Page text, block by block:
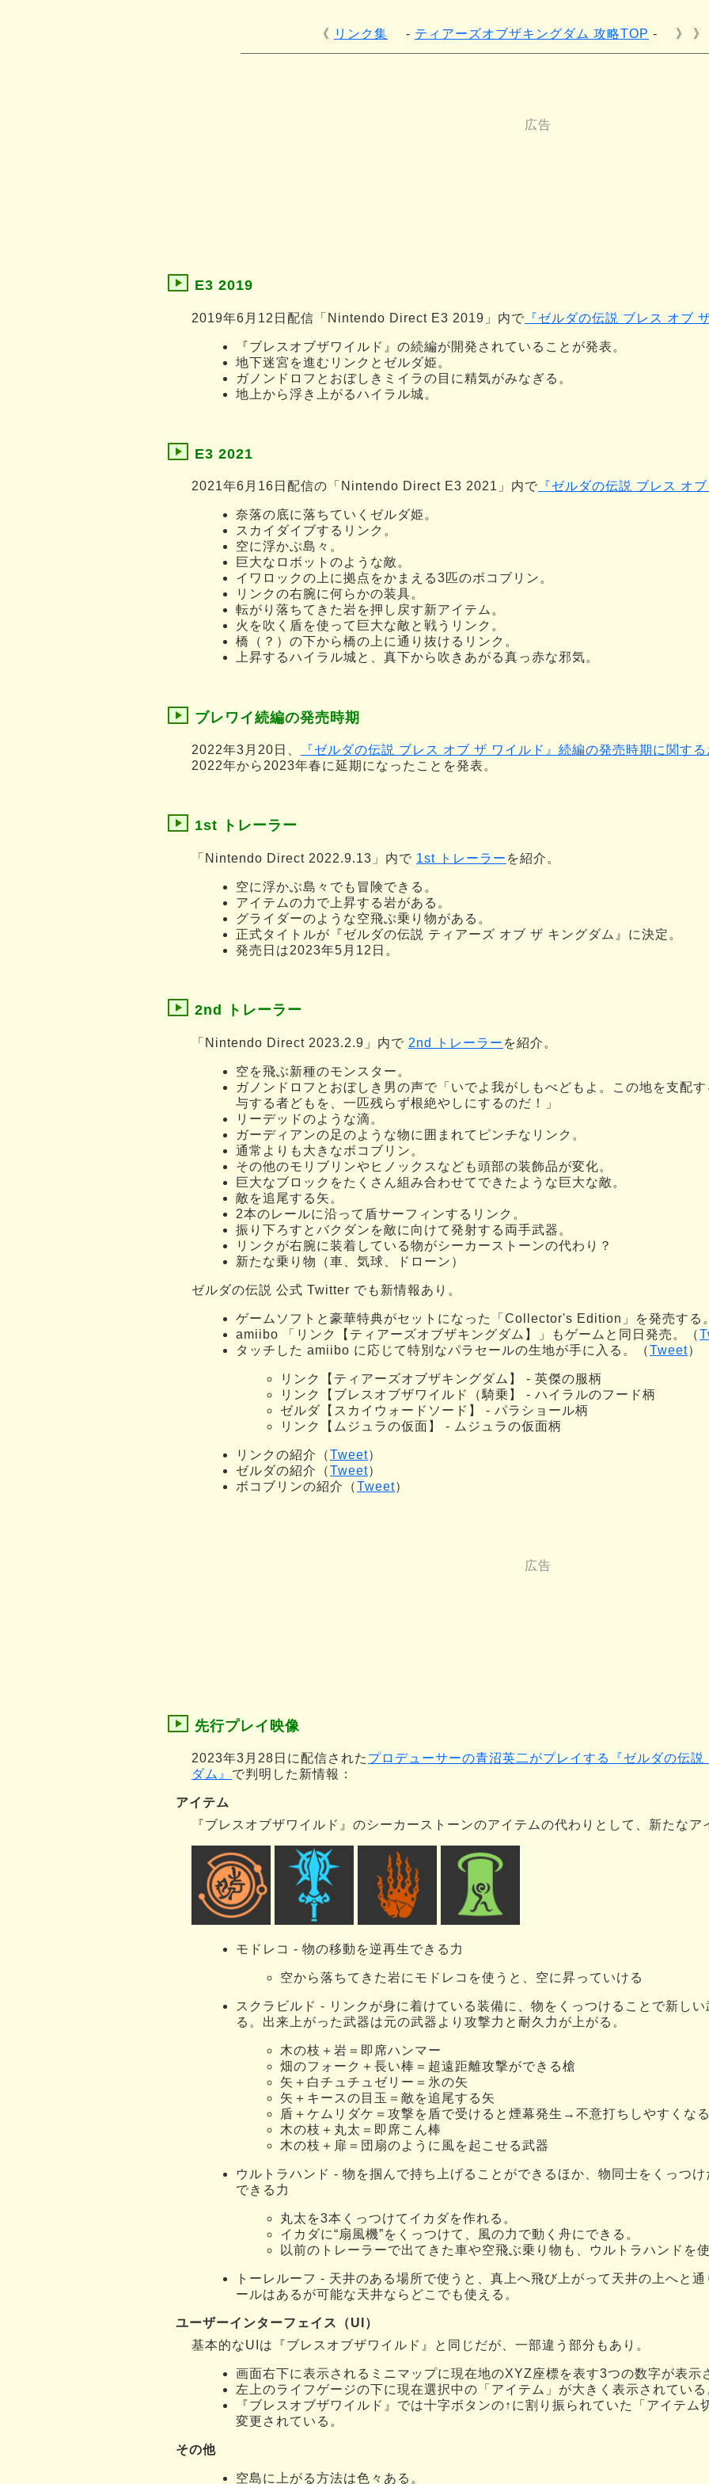
リンク集 ティアーズオブザキングダム 攻略TOP 》 》
E3 2019
2019年6月12日配信「Nintendo Direct E3 2019」内で 『ゼルダの伝説 ブレス オブ
『ブレスオブザワイルド』の続編が開発されていることが発表。
地下迷宮を進むリンクとゼルダ姫。
ガノンドロフとおぼしきミイラの目に精気がみなぎる。
地上から浮き上がるハイラル城。
E3 2021
2021年6月16日配信の「Nintendo Direct E3 2021」内で 『ゼルダの伝説 ブレス オ
奈落の底に落ちていくゼルダ姫。
スカイダイブするリンク。
空に浮かぶ島々。
巨大なロボットのような敵。
イワロックの上に拠点をかまえる3匹のボコブリン。
リンクの右腕に何らかの装具。
転がり落ちてきた岩を押し戻す新アイテム。
火を吹く盾を使って巨大な敵と戦うリンク。
橋（？）の下から橋の上に通り抜けるリンク。
上昇するハイラル城と、真下から吹きあがる真っ赤な邪気。
ブレワイ続編の発売時期
2022年3月20日、 『ゼルダの伝説 ブレス オブ ザ ワイルド』続編の発売時期に関す
2022年から2023年春に延期になったことを発表。
1st トレーラー
「Nintendo Direct 2022.9.13」内で 1st トレーラー を紹介。
空に浮かぶ島々でも冒険できる。
アイテムの力で上昇する岩がある。
グライダーのような空飛ぶ乗り物がある。
正式タイトルが『ゼルダの伝説 ティアーズ オブ ザ キングダム』に決定。
発売日は2023年5月12日。
2nd トレーラー
「Nintendo Direct 2023.2.9」内で 2nd トレーラー を紹介。
空を飛ぶ新種のモンスター。
ガノンドロフとおぼしき男の声で「いでよ我がしもべどもよ。この地を支配
与する者どもを、一匹残らず根絶やしにするのだ！」
リーデッドのような滴。
ガーディアンの足のような物に囲まれてピンチなリンク。
通常よりも大きなボコブリン。
その他のモリブリンやヒノックスなども頭部の装飾品が変化。
巨大なブロックをたくさん組み合わせてできたような巨大な敵。
敵を追尾する矢。
2本のレールに沿って盾サーフィンするリンク。
振り下ろすとバクダンを敵に向けて発射する両手武器。
リンクが右腕に装着している物がシーカーストーンの代わり？
新たな乗り物（車、気球、ドローン）
ゼルダの伝説 公式 Twitter でも新情報あり。
ゲームソフトと豪華特典がセットになった「Collector's Edition」を発売する
amiibo 「リンク【ティアーズオブザキングダム】」もゲームと同日発売。（
タッチした amiibo に応じて特別なパラセールの生地が手に入る。（Tweet）
リンク【ティアーズオブザキングダム】 - 英傑の服柄
リンク【ブレスオブザワイルド（騎乗】 - ハイラルのフード柄
ゼルダ【スカイウォードソード】 - パラショール柄
リンク【ムジュラの仮面】 - ムジュラの仮面柄
リンクの紹介（Tweet）
ゼルダの紹介（Tweet）
ボコブリンの紹介（Tweet）
先行プレイ映像
2023年3月28日に配信された プロデューサーの青沼英二がプレイする『ゼルダの伝
ダム』 で判明した新情報：
アイテム
『ブレスオブザワイルド』のシーカーストーンのアイテムの代わりとして、新たなア
モドレコ - 物の移動を逆再生できる力
空から落ちてきた岩にモドレコを使うと、空に昇っていける
スクラビルド - リンクが身に着けている装備に、物をくっつけることで新し
る。出来上がった武器は元の武器より攻撃力と耐久力が上がる。
木の枝＋岩＝即席ハンマー
畑のフォーク＋長い棒＝超遠距離攻撃ができる槍
矢＋白チュチュゼリー＝氷の矢
矢＋キースの目玉＝敵を追尾する矢
盾＋ケムリダケ＝攻撃を盾で受けると煙幕発生→不意打ちしやすくなる
木の枝＋丸太＝即席こん棒
木の枝＋扉＝団扇のように風を起こせる武器
ウルトラハンド - 物を掴んで持ち上げることができるほか、物同士をくっつ
できる力
丸太を3本くっつけてイカダを作れる。
イカダに“扇風機”をくっつけて、風の力で動く舟にできる。
以前のトレーラーで出てきた車や空飛ぶ乗り物も、ウルトラハンドを
トーレルーフ - 天井のある場所で使うと、真上へ飛び上がって天井の上へと
ールはあるが可能な天井ならどこでも使える。
ユーザーインターフェイス（UI）
基本的なUIは『ブレスオブザワイルド』と同じだが、一部違う部分もあり。
画面右下に表示されるミニマップに現在地のXYZ座標を表す3つの数字が表示
左上のライフゲージの下に現在選択中の「アイテム」が大きく表示されている
『ブレスオブザワイルド』では十字ボタンの↑に割り振られていた「アイテム
変更されている。
その他
空島に上がる方法は色々ある。